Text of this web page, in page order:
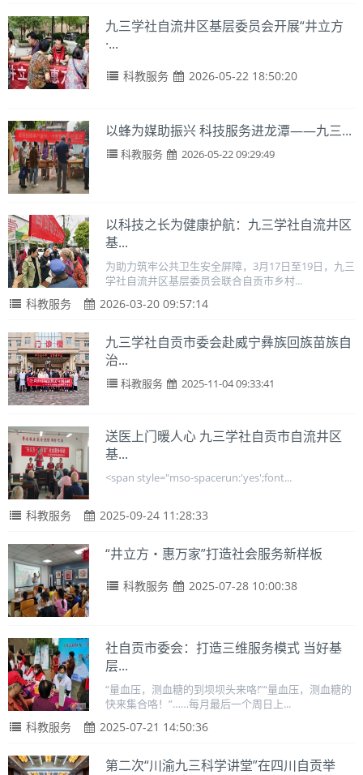
九三学社自流井区基层委员会开展“井立方
·...
科教服务 2026-05-22 18:50:20
以蜂为媒助振兴 科技服务进龙潭——九三...
科教服务 2026-05-22 09:29:49
以科技之长为健康护航：九三学社自流井区
基...
为助力筑牢公共卫生安全屏障，3月17日至19日，九三
学社自流井区基层委员会联合自贡市乡村...
科教服务 2026-03-20 09:57:14
九三学社自贡市委会赴威宁彝族回族苗族自
治...
科教服务 2025-11-04 09:33:41
送医上门暖人心 九三学社自贡市自流井区
基...
<span style="mso-spacerun:'yes';font...
科教服务 2025-09-24 11:28:33
“井立方・惠万家”打造社会服务新样板
科教服务 2025-07-28 10:00:38
社自贡市委会：打造三维服务模式 当好基
层...
“量血压，测血糖的到坝坝头来咯!”“量血压，测血糖的
快来集合咯！”……每月最后一个周日上...
科教服务 2025-07-21 14:50:36
第二次“川渝九三科学讲堂”在四川自贡举